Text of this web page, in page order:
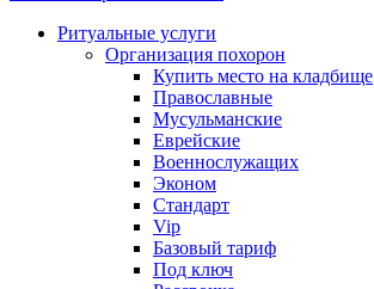
Ритуальные услуги
Организация похорон
Купить место на кладбище
Православные
Мусульманские
Еврейские
Военнослужащих
Эконом
Стандарт
Vip
Базовый тариф
Под ключ